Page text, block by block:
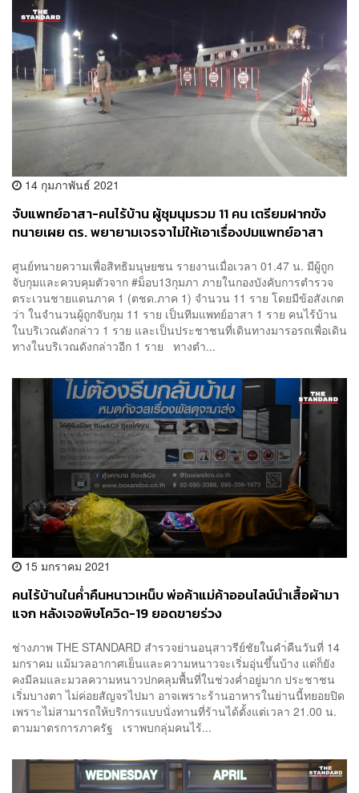
14 กุมภาพันธ์ 2021
จับแพทย์อาสา-คนไร้บ้าน ผู้ชุมนุมรวม 11 คน เตรียมฝากขัง
ทนายเผย ตร. พยายามเจรจาไม่ให้เอาเรื่องปมแพทย์อาสา
ศูนย์ทนายความเพื่อสิทธิมนุษยชน รายงานเมื่อเวลา 01.47 น. มีผู้ถูก
จับกุมและควบคุมตัวจาก #ม็อบ13กุมภา ภายในกองบังคับการตำรวจ
ตระเวนชายแดนภาค 1 (ตชด.ภาค 1) จำนวน 11 ราย โดยมีข้อสังเกต
ว่า ในจำนวนผู้ถูกจับกุม 11 ราย เป็นทีมแพทย์อาสา 1 ราย คนไร้บ้าน
ในบริเวณดังกล่าว 1 ราย และเป็นประชาชนที่เดินทางมารอรถเพื่อเดิน
ทางในบริเวณดังกล่าวอีก 1 ราย ทางตำ...
15 มกราคม 2021
คนไร้บ้านในค่ำคืนหนาวเหน็บ พ่อค้าแม่ค้าออนไลน์นำเสื้อผ้ามา
แจก หลังเจอพิษโควิด-19 ยอดขายร่วง
ช่างภาพ THE STANDARD สำรวจย่านอนุสาวรีย์ชัยในคำ่คืนวันที่ 14
มกราคม แม้มวลอากาศเย็นและความหนาวจะเริ่มอุ่นขึ้นบ้าง แต่ก็ยัง
คงมีลมและมวลความหนาวปกคลุมพื้นที่ในช่วงค่ำอยู่มาก ประชาชน
เริ่มบางตา ไม่ค่อยสัญจรไปมา อาจเพราะร้านอาหารในย่านนี้ทยอยปิด
เพราะไม่สามารถให้บริการแบบนั่งทานที่ร้านได้ตั้งแต่เวลา 21.00 น.
ตามมาตรการภาครัฐ เราพบกลุ่มคนไร้...